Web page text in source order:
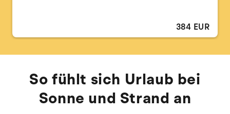
384 EUR
So fühlt sich Urlaub bei
Sonne und Strand an